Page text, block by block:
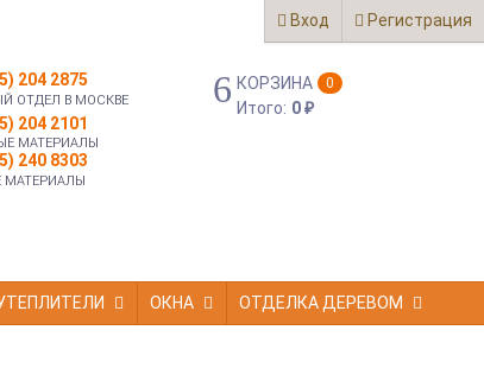
Вход Регистрация
204 2875
ОТДЕЛ В МОСКВЕ
204 2101
МАТЕРИАЛЫ
240 8303
МАТЕРИАЛЫ
КОРЗИНА 0
Итого: 0₽
ОКНА ОТДЕЛКА ДЕРЕВОМ